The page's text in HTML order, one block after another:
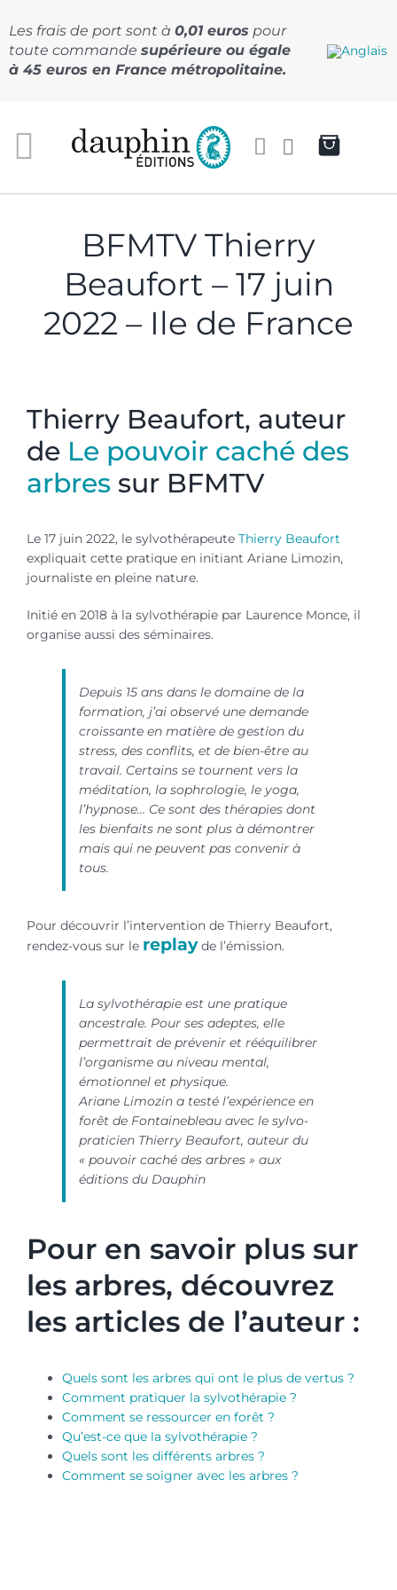
au
contenu
Les frais de port sont à 0,01 euros pour
toute commande supérieure ou égale
à 45 euros en France métropolitaine.
BFMTV Thierry
Beaufort – 17 juin
2022 – Ile de France
Thierry Beaufort, auteur
de Le pouvoir caché des
arbressur BFMTV
Le 17 juin 2022, le sylvothérapeute Thierry Beaufort
expliquait cette pratique en initiant Ariane Limozin,
journaliste en pleine nature.
Initié en 2018 à la sylvothérapie par Laurence Monce, il
organise aussi des séminaires.
Depuis 15 ans dans le domaine de la
formation, j’ai observé une demande
croissante en matière de gestion du
stress, des conflits, et de bien-être au
travail. Certains se tournent vers la
méditation, la sophrologie, le yoga,
l’hypnose… Ce sont des thérapies dont
les bienfaits ne sont plus à démontrer
mais qui ne peuvent pas convenir à
tous.
Pour découvrir l’intervention de Thierry Beaufort,
rendez-vous sur le replayde l’émission.
La sylvothérapie est une pratique
ancestrale. Pour ses adeptes, elle
permettrait de prévenir et rééquilibrer
l’organisme au niveau mental,
émotionnel et physique.
Ariane Limozin a testé l’expérience en
forêt de Fontainebleau avec le sylvo-
praticien Thierry Beaufort, auteur du
« pouvoir caché des arbres » aux
éditions du Dauphin
Pour en savoir plus sur
les arbres, découvrez
les articles de l’auteur :
Quels sont les arbres qui ont le plus de vertus ?
Comment pratiquer la sylvothérapie ?
Comment se ressourcer en forêt ?
Qu’est-ce que la sylvothérapie ?
Quels sont les différents arbres ?
Comment se soigner avec les arbres ?